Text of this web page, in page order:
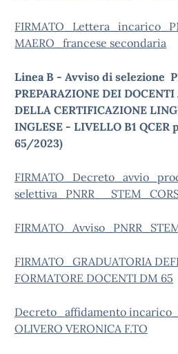
MAERO_francese secondaria
Linea B - Avviso di selezione
PREPARAZIONE DEI
DELLA CERTIFICAZIONE
INGLESE - LIVELLO B1
65/2023)
FIRMATO_GRADUATORIA
FORMATORE DOCENTI DM 65
Decreto_affidamento
OLIVERO VERONICA F.TO